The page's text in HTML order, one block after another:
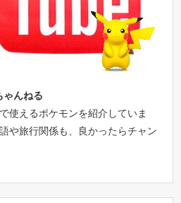
ゃんねる
使えるポケモンを紹介していま
や旅行関係も、良かったらチャン